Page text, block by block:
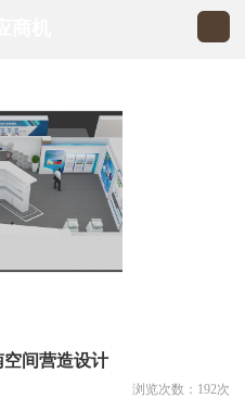
间营造设计
浏览次数： 192次